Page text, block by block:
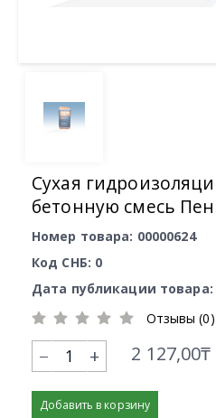
Сухая
бетонную смесь
Номер товара: 00000624
Код СНБ: 0
Дата публикации товара:
Отзывы (0)
+ 2 127,00₸
Добавить в корзину